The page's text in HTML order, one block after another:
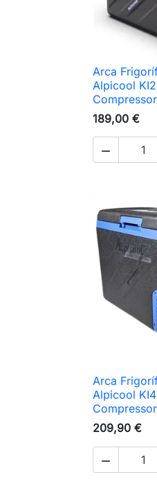

Arca
Alpicool
Compressor
189,00 €


Arca
Alpicool
Compressor
209,90 €
